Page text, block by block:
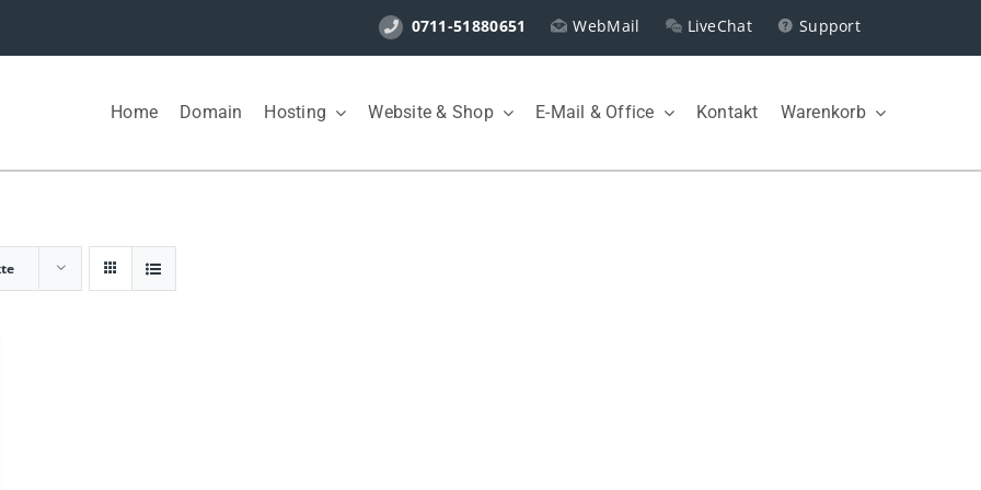
0711-51880651 WebMail LiveChat Support
Home Domain Hosting Website & Shop E-Mail & Office Kontakt Warenkorb